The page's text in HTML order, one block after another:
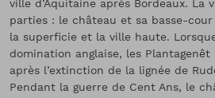
ville d’Aquitaine après Bordeaux. La
parties : le château et sa basse-
la superficie et la ville haute.
domination anglaise, les
après l’extinction de la lignée de
Pendant la guerre de Cent Ans, le